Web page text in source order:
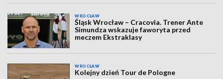
WROCŁAW
Śląsk Wrocław – Cracovia. Trener Ante
Simundza wskazuje faworyta przed
meczem Ekstraklasy
WROCŁAW
Kolejny dzień Tour de Pologne